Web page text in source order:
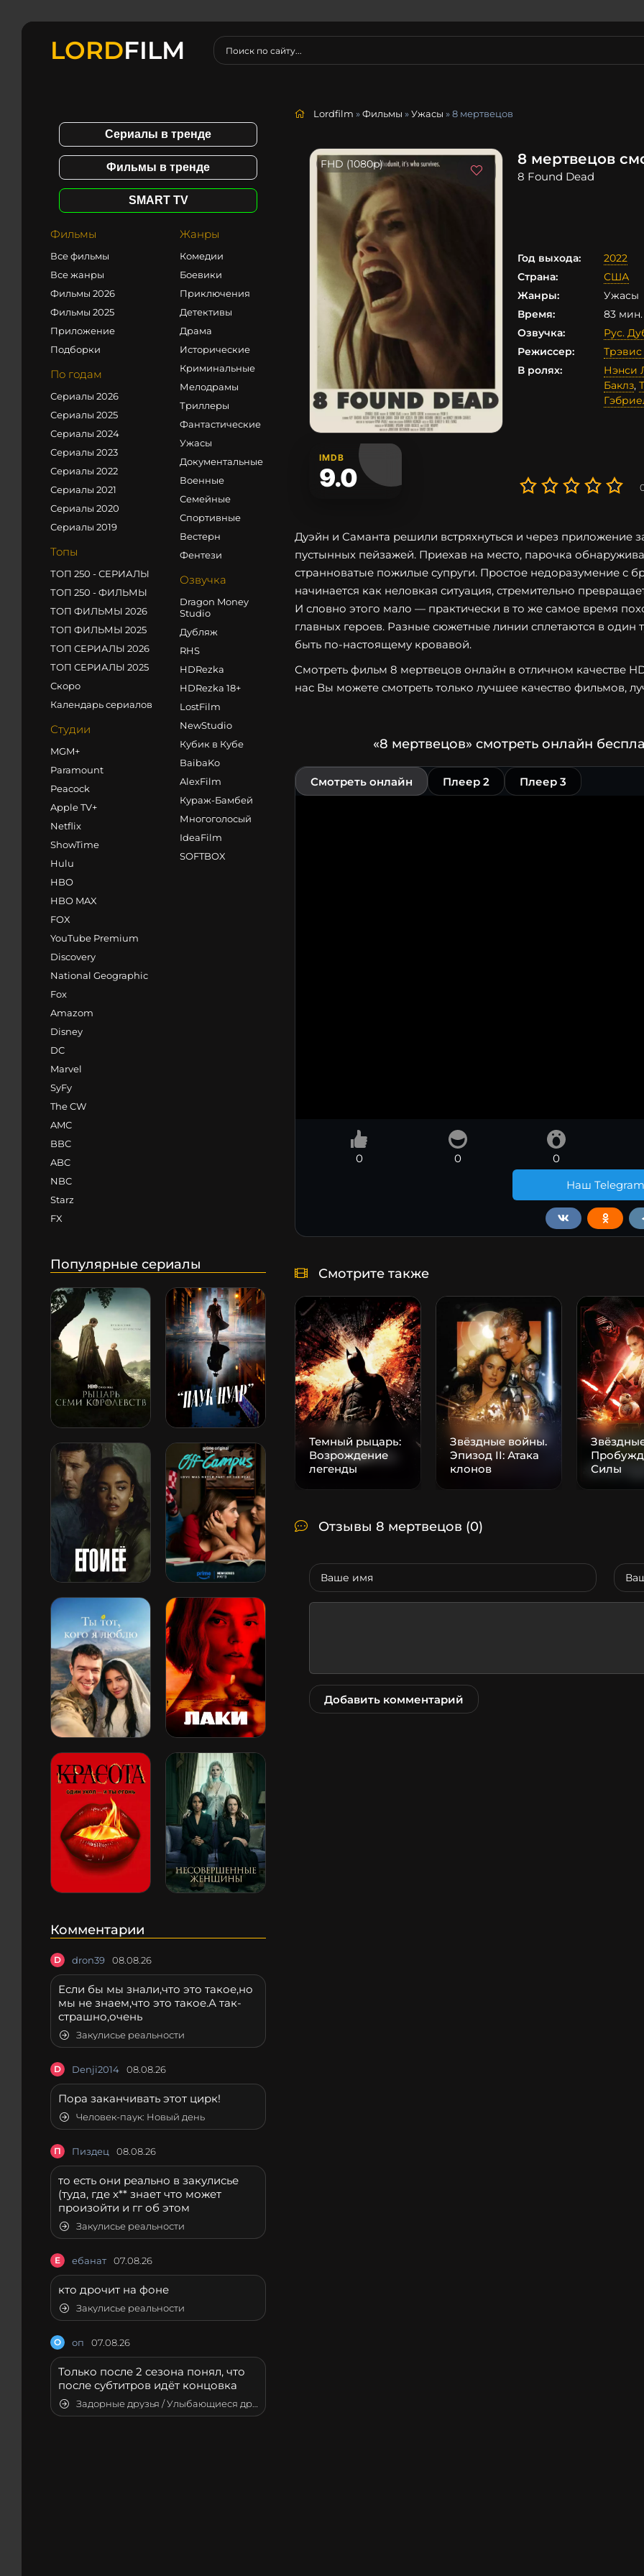
LORDFILM
Сериалы в тренде
Фильмы в тренде
SMART TV
Фильмы
Все фильмы
Все жанры
Фильмы 2026
Фильмы 2025
Приложение
Подборки
По годам
Сериалы 2026
Сериалы 2025
Сериалы 2024
Сериалы 2023
Сериалы 2022
Сериалы 2021
Сериалы 2020
Сериалы 2019
Топы
ТОП 250 - СЕРИАЛЫ
ТОП 250 - ФИЛЬМЫ
ТОП ФИЛЬМЫ 2026
ТОП ФИЛЬМЫ 2025
ТОП СЕРИАЛЫ 2026
ТОП СЕРИАЛЫ 2025
Скоро
Календарь сериалов
Студии
MGM+
Paramount
Peacock
Apple TV+
Netflix
ShowTime
Hulu
HBO
HBO MAX
FOX
YouTube Premium
Discovery
National Geographic
Fox
Amazom
Disney
DC
Marvel
SyFy
The CW
AMC
BBC
ABC
NBC
Starz
FX
Жанры
Комедии
Боевики
Приключения
Детективы
Драма
Исторические
Криминальные
Мелодрамы
Триллеры
Фантастические
Ужасы
Документальные
Военные
Семейные
Спортивные
Вестерн
Фентези
Озвучка
Dragon Money
Studio
Дубляж
RHS
HDRezka
HDRezka 18+
LostFilm
NewStudio
Кубик в Кубе
BaibaKo
AlexFilm
Кураж-Бамбей
Многоголосый
IdeaFilm
SOFTBOX
Популярные сериалы
Комментарии
D dron39 08.08.26
Если бы мы знали,что это такое,но
мы не знаем,что это такое.А так-
страшно,очень
Закулисье реальности
D Denji2014 08.08.26
Пора заканчивать этот цирк!
Человек-паук: Новый день
П Пиздец 08.08.26
то есть они реально в закулисье
(туда, где х** знает что может
произойти и гг об этом
Закулисье реальности
Е ебанат 07.08.26
кто дрочит на фоне
Закулисье реальности
О оп 07.08.26
Только после 2 сезона понял, что
после субтитров идёт концовка
Задорные друзья / Улыбающиеся друзья
Lordfilm »Фильмы »Ужасы » 8 мертвецов
FHD (1080p)
IMDB
9.0
8 мертвецов
8 Found Dead
Год выхода:
2022
Страна:
США
Жанры:
Ужасы
Время:
83 мин.
Озвучка:
Рус.
Режиссер:
Трэвис
В ролях:
Нэнси
Баклз,
Дуэйн и Саманта решили встряхнуться и через приложение
пустынных пейзажей. Приехав на место, парочка
странноватые пожилые супруги. Простое недоразумение с
начинается как неловкая ситуация, стремительно
И словно этого мало — практически в то же самое время
главных героев. Разные сюжетные линии сплетаются в один
быть по-настоящему кровавой.
Смотреть фильм 8 мертвецов онлайн в отличном качестве
нас Вы можете смотреть только лучшее качество фильмов,
«8 мертвецов» смотреть онлайн
Смотреть онлайн Плеер 2 Плеер 3
0 0 0
Наш Telegram
Смотрите также
Темный рыцарь:
Возрождение
легенды
Звёздные войны.
Эпизод II: Атака
клонов
Силы
Отзывы 8 мертвецов (0)
Добавить комментарий